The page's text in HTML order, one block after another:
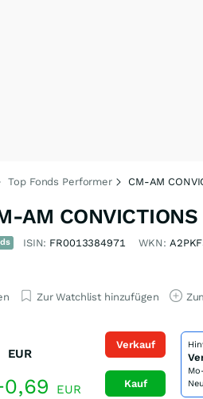
Top Fonds Performer CM-AM
AM
ISIN: FR0013384971 WKN:
Zur Watchlist hinzufügen
EUR
EUR
Verkauf
Kauf